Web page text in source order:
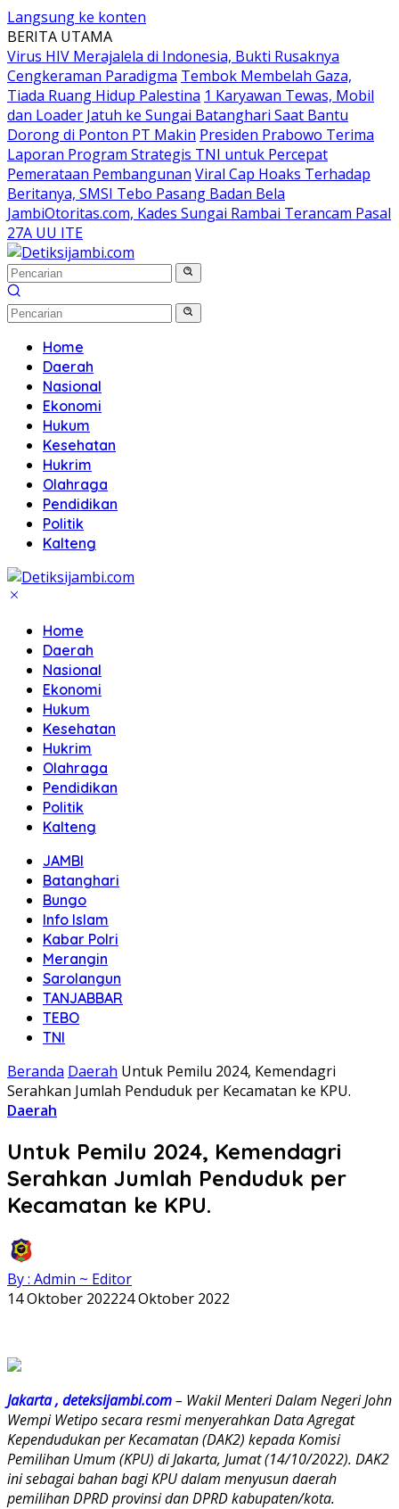
Langsung ke konten
BERITA UTAMA
Virus HIV Merajalela di Indonesia, Bukti Rusaknya
Cengkeraman Paradigma Tembok Membelah Gaza,
Tiada Ruang Hidup Palestina 1 Karyawan Tewas, Mobil
dan Loader Jatuh ke Sungai Batanghari Saat Bantu
Dorong di Ponton PT Makin Presiden Prabowo Terima
Laporan Program Strategis TNI untuk Percepat
Pemerataan Pembangunan Viral Cap Hoaks Terhadap
Beritanya, SMSI Tebo Pasang Badan Bela
JambiOtoritas.com, Kades Sungai Rambai Terancam Pasal
27A UU ITE
Home
Daerah
Nasional
Ekonomi
Hukum
Kesehatan
Hukrim
Olahraga
Pendidikan
Politik
Kalteng
Home
Daerah
Nasional
Ekonomi
Hukum
Kesehatan
Hukrim
Olahraga
Pendidikan
Politik
Kalteng
JAMBI
Batanghari
Bungo
Info Islam
Kabar Polri
Merangin
Sarolangun
TANJABBAR
TEBO
TNI
Beranda Daerah Untuk Pemilu 2024, Kemendagri
Serahkan Jumlah Penduduk per Kecamatan ke KPU.
Daerah
Untuk Pemilu 2024, Kemendagri
Serahkan Jumlah Penduduk per
Kecamatan ke KPU.
By : Admin ~ Editor
14 Oktober 202224 Oktober 2022
Jakarta , deteksijambi.com– Wakil Menteri Dalam Negeri John
Wempi Wetipo secara resmi menyerahkan Data Agregat
Kependudukan per Kecamatan (DAK2) kepada Komisi
Pemilihan Umum (KPU) di Jakarta, Jumat (14/10/2022). DAK2
ini sebagai bahan bagi KPU dalam menyusun daerah
pemilihan DPRD provinsi dan DPRD kabupaten/kota.